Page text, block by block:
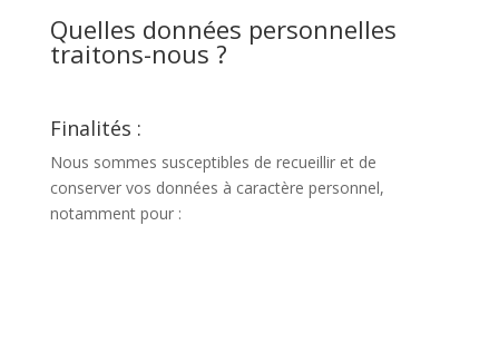
Quelles données personnelles
traitons-nous ?
Finalités :
Nous sommes susceptibles de recueillir et de
conserver vos données à caractère personnel,
notamment pour :